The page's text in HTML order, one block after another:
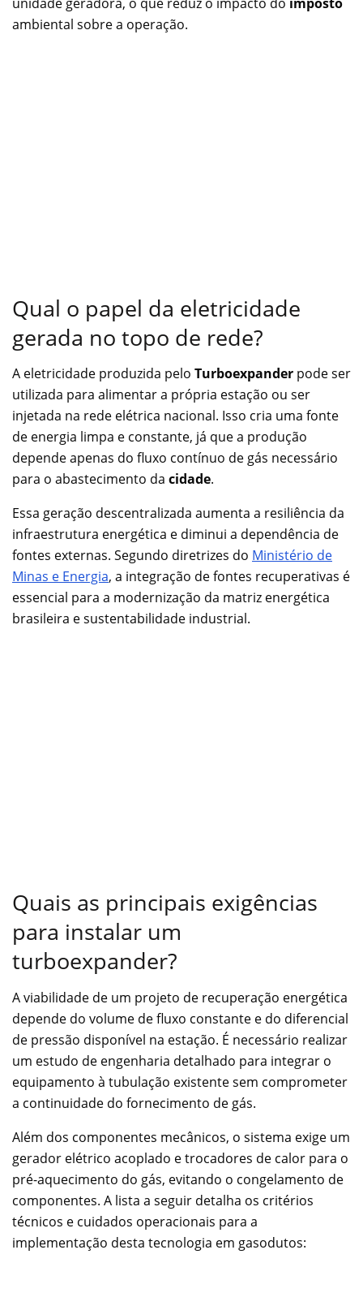
ambiental sobre a operação.
Qual o papel da eletricidade
gerada no topo de rede?
A eletricidade produzida pelo Turboexpander pode ser
utilizada para alimentar a própria estação ou ser
injetada na rede elétrica nacional. Isso cria uma fonte
de energia limpa e constante, já que a produção
depende apenas do fluxo contínuo de gás necessário
para o abastecimento da cidade.
Essa geração descentralizada aumenta a resiliência da
infraestrutura energética e diminui a dependência de
fontes externas. Segundo diretrizes do Ministério de
Minas e Energia, a integração de fontes recuperativas é
essencial para a modernização da matriz energética
brasileira e sustentabilidade industrial.
Quais as principais exigências
para instalar um
turboexpander?
A viabilidade de um projeto de recuperação energética
depende do volume de fluxo constante e do diferencial
de pressão disponível na estação. É necessário realizar
um estudo de engenharia detalhado para integrar o
equipamento à tubulação existente sem comprometer
a continuidade do fornecimento de gás.
Além dos componentes mecânicos, o sistema exige um
gerador elétrico acoplado e trocadores de calor para o
pré-aquecimento do gás, evitando o congelamento de
componentes. A lista a seguir detalha os critérios
técnicos e cuidados operacionais para a
implementação desta tecnologia em gasodutos: